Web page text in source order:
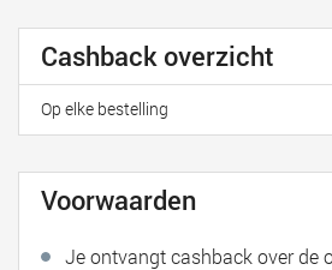
Cashback overzicht
Op elke bestelling
Voorwaarden
Je ontvangt cashback over de